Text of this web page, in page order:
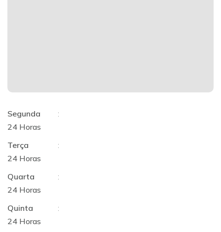
Segunda
:
24 Horas
Terça
:
24 Horas
Quarta
:
24 Horas
Quinta
:
24 Horas